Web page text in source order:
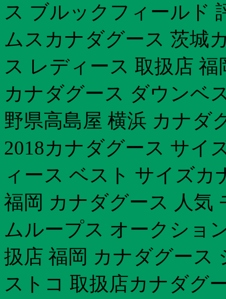
ス ブルックフィールド
ムスカナダグース 茨城
ス レディース 取扱店
カナダグース ダウンベ
野県高島屋 横浜 カナダ
2018カナダグース サイ
ィース ベスト サイズ
福岡 カナダグース 人気
ムループス オークショ
扱店 福岡 カナダグース
ストコ 取扱店カナダグ